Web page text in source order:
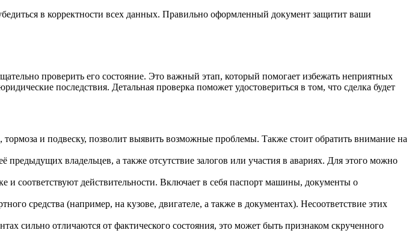
в корректности всех данных. Правильно оформленный документ защитит ваши
проверить его состояние. Это важный этап, который помогает избежать неприятных
последствия. Детальная проверка поможет удостовериться в том, что сделка будет
и подвеску, позволит выявить возможные проблемы. Также стоит обратить внимание на
владельцев, а также отсутствие залогов или участия в авариях. Для этого можно
и соответствуют действительности. Включает в себя паспорт машины, документы о
средства (например, на кузове, двигателе, а также в документах). Несоответствие этих
сильно отличаются от фактического состояния, это может быть признаком скрученного